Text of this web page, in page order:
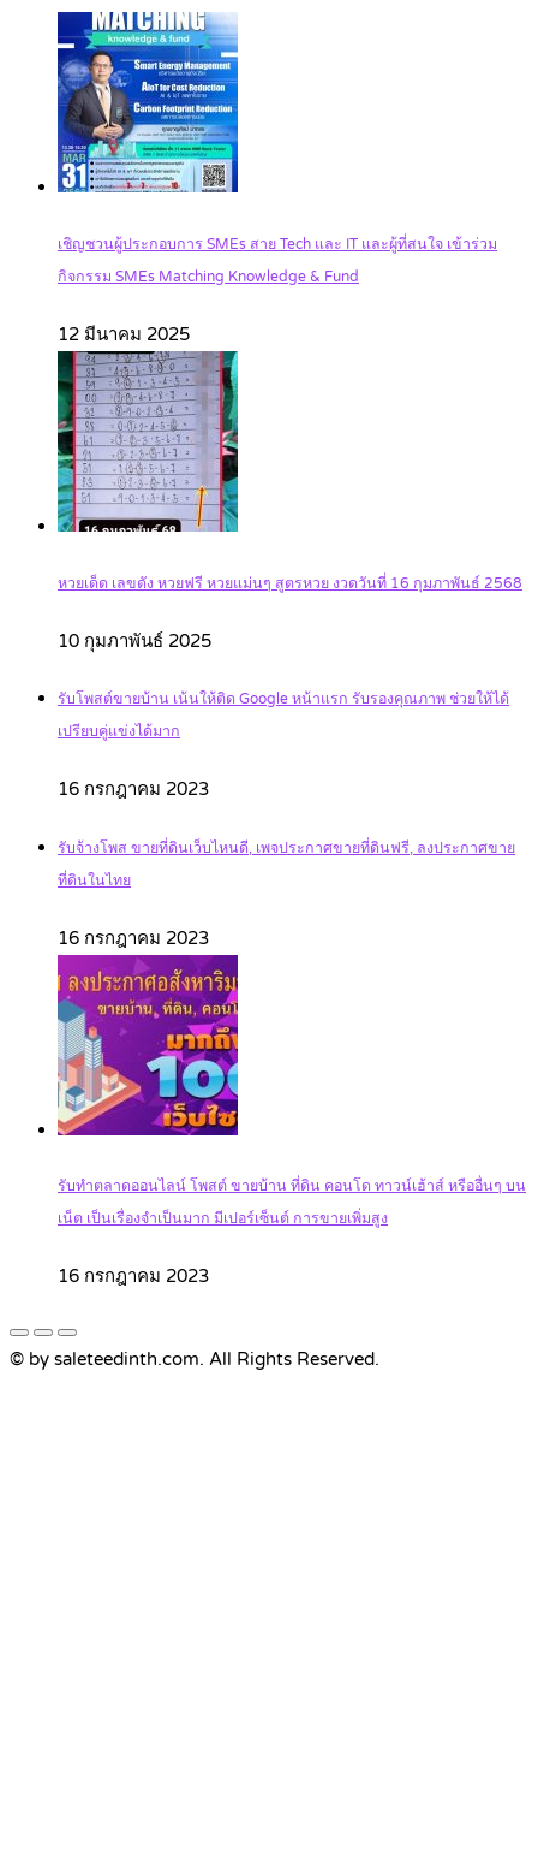
เชิญชวนผู้ประกอบการ SMEs สาย Tech และ IT และผู้ที่สนใจ เข้าร่วม
กิจกรรม SMEs Matching Knowledge & Fund
12 มีนาคม 2025
หวยเด็ด เลขดัง หวยฟรี หวยแม่นๆ สูตรหวย งวดวันที่ 16 กุมภาพันธ์ 2568
10 กุมภาพันธ์ 2025
รับโพสต์ขายบ้าน เน้นให้ติด Google หน้าแรก รับรองคุณภาพ ช่วยให้ได้
เปรียบคู่แข่งได้มาก
16 กรกฎาคม 2023
รับจ้างโพส ขายที่ดินเว็บไหนดี, เพจประกาศขายที่ดินฟรี, ลงประกาศขาย
ที่ดินในไทย
16 กรกฎาคม 2023
รับทำตลาดออนไลน์ โพสต์ ขายบ้าน ที่ดิน คอนโด ทาวน์เฮ้าส์ หรืออื่นๆ บน
เน็ต เป็นเรื่องจำเป็นมาก มีเปอร์เซ็นต์ การขายเพิ่มสูง
16 กรกฎาคม 2023
© by saleteedinth.com. All Rights Reserved.